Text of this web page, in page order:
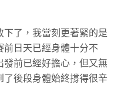
了，我當刻更著緊的是
日天已經身體十分不
前已經好擔心，但又無
了後段身體始終撐得很辛